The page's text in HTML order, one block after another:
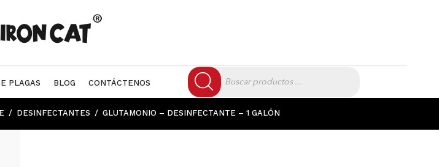
PLAGAS BLOG CONTÁCTENOS
Búsqueda
de
productos
DESINFECTANTES GLUTAMONIO – DESINFECTANTE – 1 GALÓN